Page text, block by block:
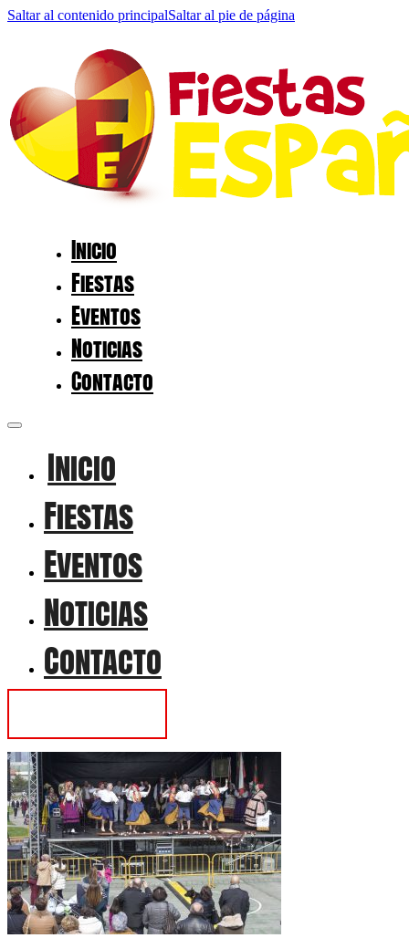
Saltar al contenido principalSaltar al pie de página
Inicio
Fiestas
Eventos
Noticias
Contacto
Inicio
Fiestas
Eventos
Noticias
Contacto